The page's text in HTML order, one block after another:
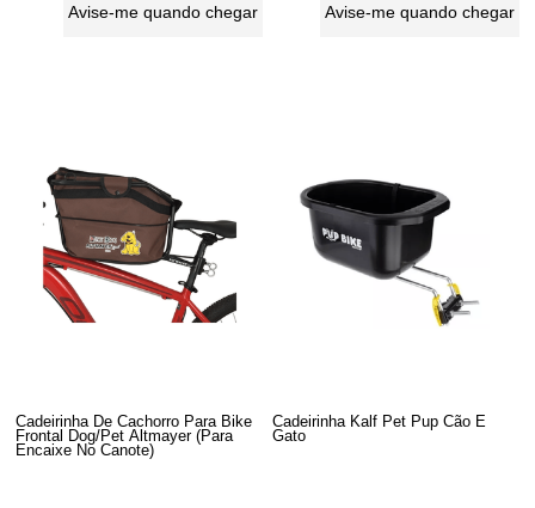
Avise-me quando chegar Avise-me quando chegar
Cadeirinha De Cachorro Para Bike
Frontal Dog/Pet Altmayer (Para
Encaixe No Canote)
Cadeirinha Kalf Pet Pup Cão E
Gato